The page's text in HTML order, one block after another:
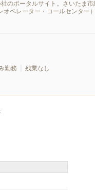
のポータルサイト。さいたま市
ペレーター・コールセンター）
勤務
残業なし